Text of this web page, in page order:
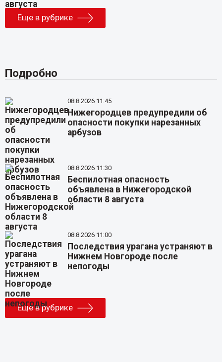
Еще в рубрике
Подробно
08.8.2026 11:45
Нижегородцев предупредили об
опасности покупки нарезанных
арбузов
08.8.2026 11:30
Беспилотная опасность
объявлена в Нижегородской
области 8 августа
08.8.2026 11:00
Последствия урагана устраняют в
Нижнем Новгороде после
непогоды
Еще в рубрике